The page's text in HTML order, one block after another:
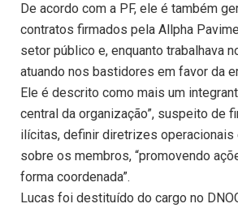
De acordo com a PF, ele é também
contratos firmados pela Allpha
setor público e, enquanto trabalhava
atuando nos bastidores em favor da
Ele é descrito como mais um
central da organização”, suspeito de
ilícitas, definir diretrizes operacionais
sobre os membros, “promovendo
forma coordenada”.
Lucas foi destituído do cargo no